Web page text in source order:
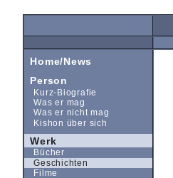
Home/News
Person
Kurz-Biografie
Was er mag
Was er nicht mag
Kishon über sich
Werk
Bücher
Geschichten
Filme